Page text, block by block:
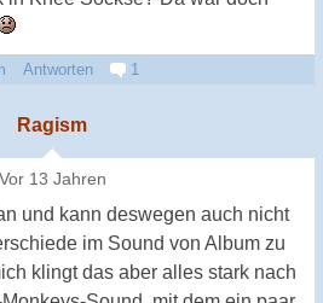
Antworten 1
Ragism
Vor 13 Jahren
und kann deswegen auch nicht
im Sound von Album zu
klingt das aber alles stark nach